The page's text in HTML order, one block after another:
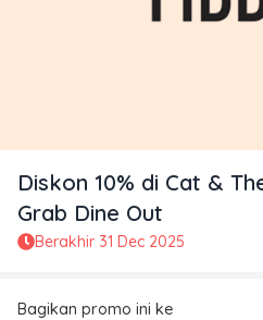
Diskon 10% di Cat &
Grab Dine Out
Berakhir 31 Dec 2025
Bagikan promo ini ke